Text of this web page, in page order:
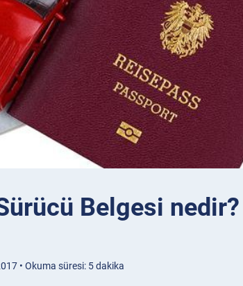
Belgesi nedir?
• Okuma süresi: 5 dakika